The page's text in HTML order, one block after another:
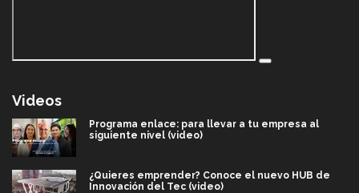
Videos
Programa enlace: para llevar a tu empresa al
siguiente nivel (video)
¿Quieres emprender? Conoce el nuevo HUB de
Innovación del Tec (video)